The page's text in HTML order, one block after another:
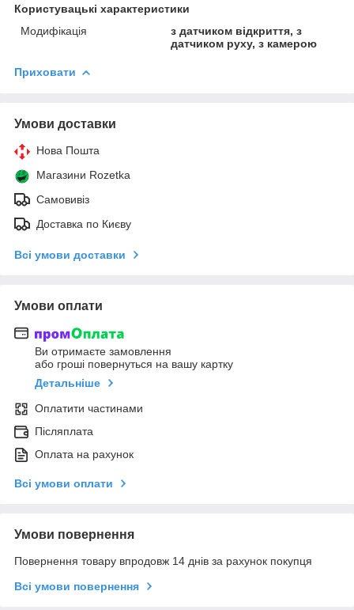
Користувацькі характеристики
Модифікація
з датчиком відкриття, з
датчиком руху, з камерою
Приховати
Умови доставки
Нова Пошта
Магазини Rozetka
Самовивіз
Доставка по Києву
Всі умови доставки
Умови оплати
Ви отримаєте замовлення
або гроші повернуться на вашу картку
Детальніше
Оплатити частинами
Післяплата
Оплата на рахунок
Всі умови оплати
Умови повернення
Повернення товару впродовж 14 днів за рахунок покупця
Всі умови повернення